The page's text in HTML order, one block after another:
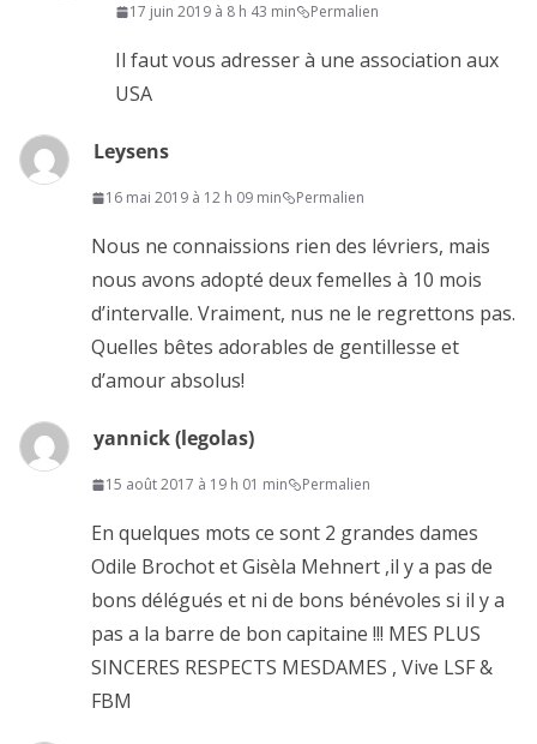
17 juin 2019 à 8 h 43 min Permalien
Il faut vous adresser à une association aux
USA
Leysens
16 mai 2019 à 12 h 09 min Permalien
Nous ne connaissions rien des lévriers, mais
nous avons adopté deux femelles à 10 mois
d’intervalle. Vraiment, nus ne le regrettons pas.
Quelles bêtes adorables de gentillesse et
d’amour absolus!
yannick (legolas)
15 août 2017 à 19 h 01 min Permalien
En quelques mots ce sont 2 grandes dames
Odile Brochot et Gisèla Mehnert ,il y a pas de
bons délégués et ni de bons bénévoles si il y a
pas a la barre de bon capitaine !!! MES PLUS
SINCERES RESPECTS MESDAMES , Vive LSF &
FBM